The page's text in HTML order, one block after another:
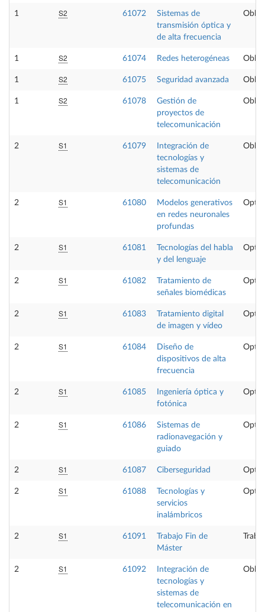
1 S2 61072
Sistemas de
transmisión óptica y
de alta frecuencia
1 S2 61074 Redes heterogéneas
1 S2 61075 Seguridad avanzada
1 S2 61078
Gestión de
proyectos de
telecomunicación
2 S1 61079
Integración de
tecnologías y
sistemas de
telecomunicación
2 S1 61080
Modelos generativos
en redes neuronales
profundas
2 S1 61081
Tecnologías del habla
y del lenguaje
2 S1 61082
Tratamiento de
señales biomédicas
2 S1 61083
Tratamiento digital
de imagen y vídeo
2 S1 61084
Diseño de
dispositivos de alta
frecuencia
2 S1 61085
Ingeniería óptica y
fotónica
2 S1 61086
Sistemas de
radionavegación y
guiado
2 S1 61087 Ciberseguridad
2 S1 61088
Tecnologías y
servicios
inalámbricos
2 S1 61091
Trabajo Fin de
Máster
2 S1 61092
Integración de
tecnologías y
sistemas de
telecomunicación en